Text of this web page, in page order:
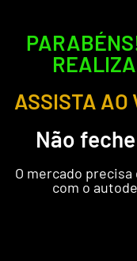
ASSISTA AO
Não
O mercado
com o